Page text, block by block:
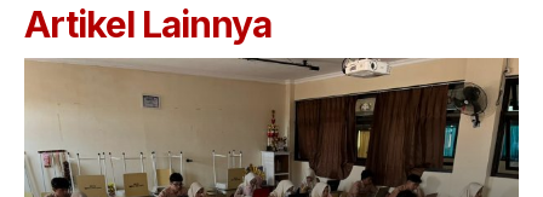
Artikel Lainnya